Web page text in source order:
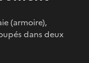
(armoire),
dans deux